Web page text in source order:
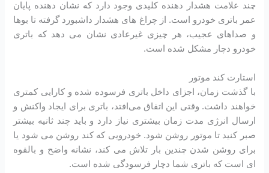
چند علامت هشدار دهنده کلیدی وجود دارد که نشان دهنده پایان
عمر باتری خودرو است. از چراغ های هشدار داشبورد گرفته تا بوها
و صداهای عجیب، هر چیزی غیرعادی نشان می دهد که باتری
خودرو دچار مشکل شده است.
استارت کند موتور
با گذشت زمان، اجزای داخل باتری فرسوده شده و کارایی کمتری
خواهند داشت. وقتی این اتفاق می‌افتد، باتری برای ایجاد واکنش و
ارسال انرژی مدت زمان بیشتری نیاز دارد و باید چند ثانیه بیشتر
صبر کنید تا موتور روشن شود. خودرویی که کند روشن می شود یا
برای روشن شدن چندین بار تلاش می کند، نشانه واضح و بالقوه
ای است که باتری شما دچار فرسودگی شده است.